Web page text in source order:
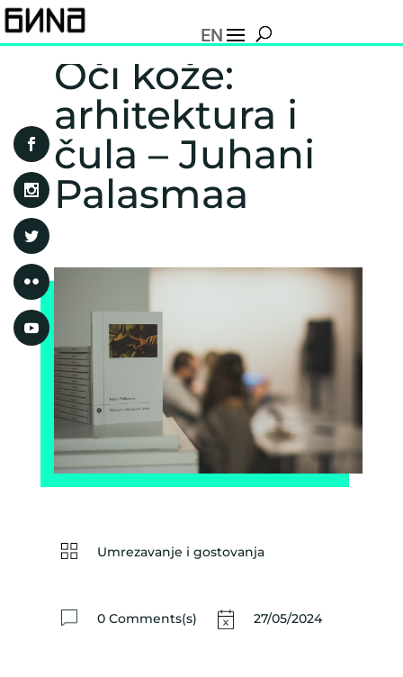
EN
Oči kože:
arhitektura i
čula – Juhani
Palasmaa
Umrezavanje i gostovanja
0 Comments(s) 27/05/2024